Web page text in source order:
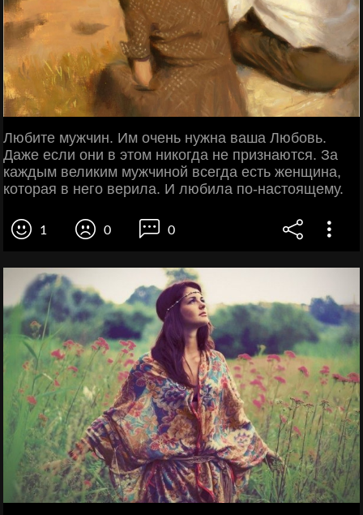
Любите мужчин. Им очень нужна ваша Любовь.
Даже если они в этом никогда не признаются. За
каждым великим мужчиной всегда есть женщина,
которая в него верила. И любила по-настоящему.
1 0 0